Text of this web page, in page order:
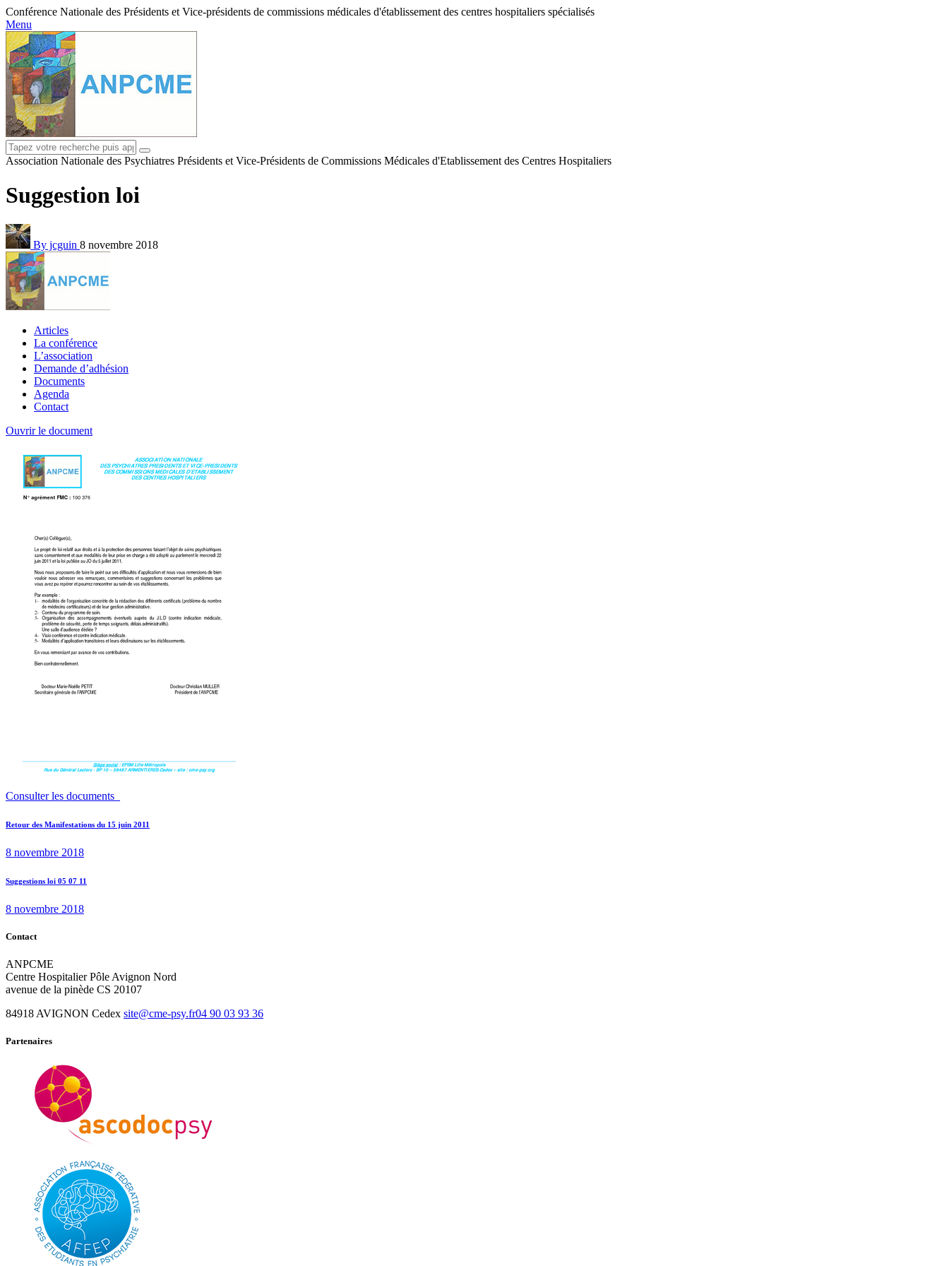
Conférence Nationale des Présidents et Vice-présidents de commissions médicales d'établissement des centres hospitaliers spécialisés
Menu
Association Nationale des Psychiatres Présidents et Vice-Présidents de Commissions Médicales d'Etablissement des Centres Hospitaliers
Suggestion loi
By jcguin 8 novembre 2018
Articles
La conférence
L’association
Demande d’adhésion
Documents
Agenda
Contact
Ouvrir le document
Consulter les documents
Navigation
de
Previous
Retour des Manifestations du 15 juin 2011
8 novembre 2018
Next
Suggestions loi 05 07 11
8 novembre 2018
Contact
ANPCME
Centre Hospitalier Pôle Avignon Nord
avenue de la pinède CS 20107
84918 AVIGNON Cedex site@cme-psy.fr04 90 03 93 36
Partenaires